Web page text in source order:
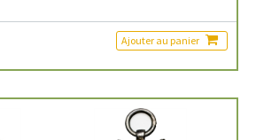
Ajouter au panier